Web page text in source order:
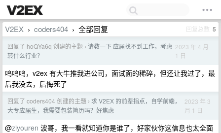
V2EX › coders404 › 全部回复 回复总数 5
回复了 hoQYa6q 创建的主题 › 请教一下 应届找不到工作，考虑
转什么行业？
2023 年 4 月
1 日
呜呜呜，v2ex 有大牛推我进公司，面试面的稀碎，但还让我过了，最
后我没去，后悔死了
回复了 coders404 创建的主题 › 求 V2EX 的前辈指点，自学前端，
大专应届生，我需要包装简历吗？好焦虑
2023 年 3
月 1 日
@ziyouren 波哥，我一看就知道你是谁了，好家伙你这信息也太全面